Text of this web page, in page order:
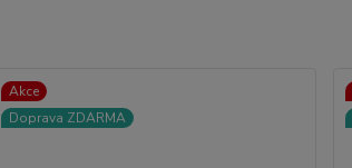
Akce
Doprava ZDARMA